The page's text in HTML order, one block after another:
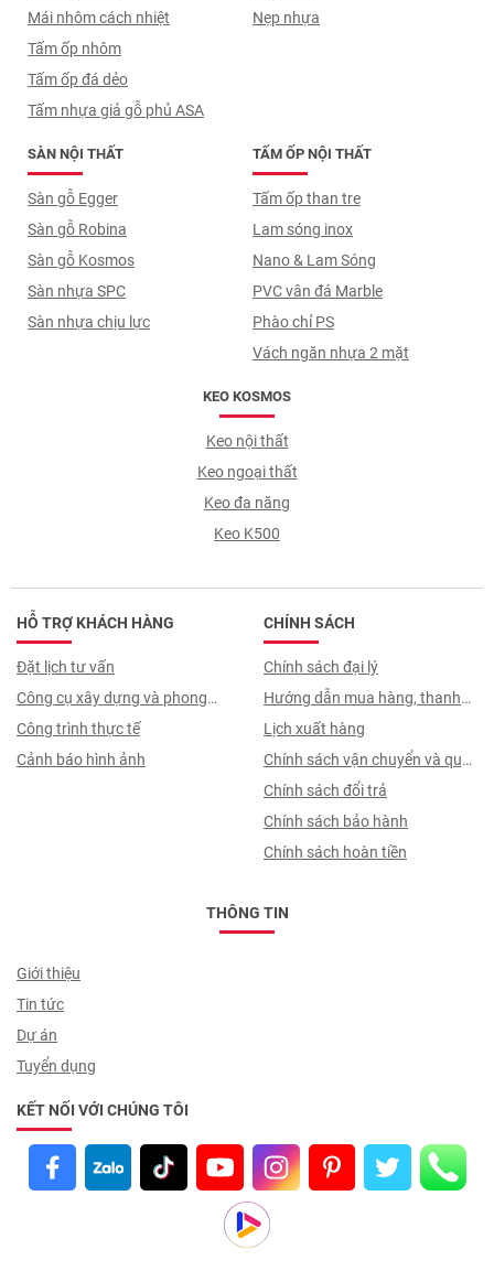
Mái nhôm cách nhiệt
Tấm ốp nhôm
Tấm ốp đá dẻo
Tấm nhựa giả gỗ phủ ASA
TẤM ỐP NỘI THẤT
Tấm ốp than tre
Lam sóng inox
Nano & Lam Sóng
PVC vân đá Marble
Phào chỉ PS
Vách ngăn nhựa 2 mặt
SÀN NỘI THẤT
Sàn gỗ Egger
Sàn gỗ Robina
Sàn gỗ Kosmos
Sàn nhựa SPC
Sàn nhựa chịu lực
Nẹp nhựa
KEO KOSMOS
Keo nội thất
Keo ngoại thất
Keo đa năng
Keo K500
HỖ TRỢ KHÁCH HÀNG
Đặt lịch tư vấn
Công cụ xây dựng và phong
thuỷ
Công trình thực tế
Cảnh báo hình ảnh
CHÍNH SÁCH
Chính sách đại lý
Hướng dẫn mua hàng, thanh
toán, quy trình ký hợp đồng
Lịch xuất hàng
Chính sách vận chuyển và quy
trình giao nhận
Chính sách đổi trả
Chính sách bảo hành
Chính sách hoàn tiền
THÔNG TIN
Giới thiệu
Tin tức
Dự án
Tuyển dụng
KẾT NỐI VỚI CHÚNG TÔI